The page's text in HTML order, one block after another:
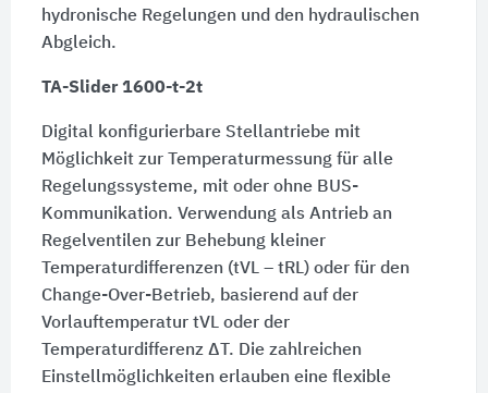
hydronische Regelungen und den hydraulischen
Abgleich.
TA-Slider 1600-t-2t
Digital konfigurierbare Stellantriebe mit
Möglichkeit zur Temperaturmessung für alle
Regelungssysteme, mit oder ohne BUS-
Kommunikation. Verwendung als Antrieb an
Regelventilen zur Behebung kleiner
Temperaturdifferenzen (tVL – tRL) oder für den
Change-Over-Betrieb, basierend auf der
Vorlauftemperatur tVL oder der
Temperaturdifferenz ΔT. Die zahlreichen
Einstellmöglichkeiten erlauben eine flexible